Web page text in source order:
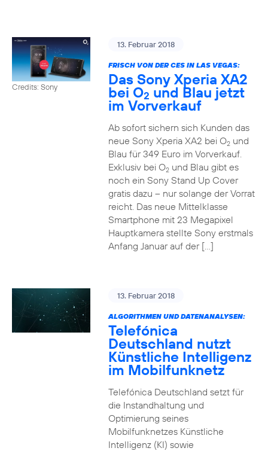
Credits: Sony
13. Februar 2018
FRISCH VON DER CES IN LAS VEGAS:
Das Sony Xperia XA2
bei O2 und Blau jetzt
im Vorverkauf
Ab sofort sichern sich Kunden das
neue Sony Xperia XA2 bei O2und
Blau für 349 Euro im Vorverkauf.
Exklusiv bei O2und Blau gibt es
noch ein Sony Stand Up Cover
gratis dazu – nur solange der Vorrat
reicht. Das neue Mittelklasse
Smartphone mit 23 Megapixel
Hauptkamera stellte Sony erstmals
Anfang Januar auf der […]
13. Februar 2018
ALGORITHMEN UND DATENANALYSEN:
Telefónica
Deutschland nutzt
Künstliche Intelligenz
im Mobilfunknetz
Telefónica Deutschland setzt für
die Instandhaltung und
Optimierung seines
Mobilfunknetzes Künstliche
Intelligenz (KI) sowie